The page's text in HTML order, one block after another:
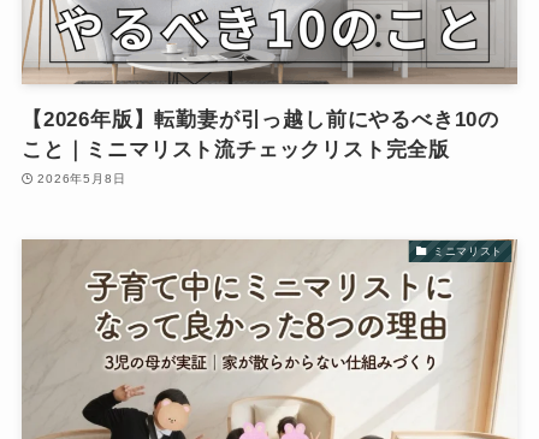
【2026年版】転勤妻が引っ越し前にやるべき10の
こと｜ミニマリスト流チェックリスト完全版
2026年5月8日
ミニマリスト